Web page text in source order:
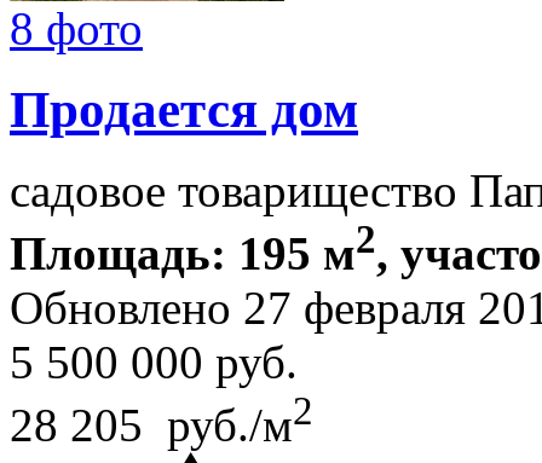
8 фото
Продается дом
садовое товарищество
Площадь: 195 м2,
Обновлено 27 февраля
5 500 000 руб.
28 205 руб./м2